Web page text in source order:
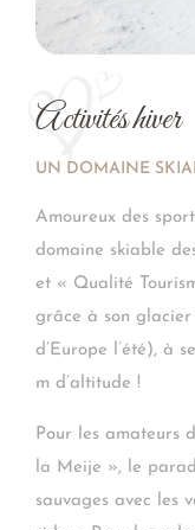
Activités hiver
UN DOMAINE
Amoureux des
domaine skiable
et « Qualité
grâce à son
d’Europe l’été), à
m d’altitude !
Pour les amateurs
la Meije », le
sauvages avec les